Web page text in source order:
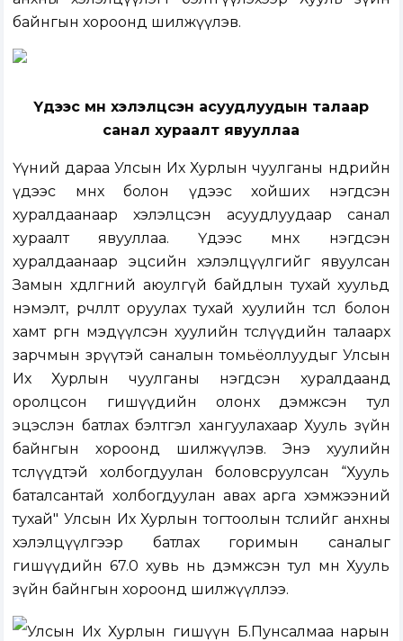
байнгын хороонд шилжүүлэв.
Үдээс өмнө хэлэлцсэн асуудлуудын талаар
санал хураалт явууллаа
Үүний дараа Улсын Их Хурлын чуулганы өнөөдрийн
үдээс өмнөх болон үдээс хойших нэгдсэн
хуралдаанаар хэлэлцсэн асуудлуудаар санал
хураалт явууллаа.Үдээс өмнөх нэгдсэн
хуралдаанаар эцсийн хэлэлцүүлгийг явуулсан
Замын хөдөлгөөний аюулгүй байдлын тухай хуульд
нэмэлт, өөрчлөлт оруулах тухай хуулийн төсөл болон
хамт өргөн мэдүүлсэн хуулийн төслүүдийн талаарх
зарчмын зөрүүтэй саналын томьёоллуудыг Улсын
Их Хурлын чуулганы нэгдсэн хуралдаанд
оролцсон гишүүдийн олонх дэмжсэн тул
эцэслэн батлах бэлтгэл хангуулахаар Хууль зүйн
байнгын хороонд шилжүүлэв. Энэ хуулийн
төслүүдтэй холбогдуулан боловсруулсан “Хууль
баталсантай холбогдуулан авах арга хэмжээний
тухай" Улсын Их Хурлын тогтоолын төслийг анхны
хэлэлцүүлгээр батлах горимын саналыг
гишүүдийн 67.0 хувь нь дэмжсэн тул мөн Хууль
зүйн байнгын хороонд шилжүүллээ.
Улсын Их Хурлын гишүүн Б.Пунсалмаа нарын